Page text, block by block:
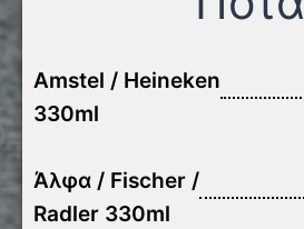
Amstel / Heineken
330ml
Άλφα / Fischer /
Radler 330ml